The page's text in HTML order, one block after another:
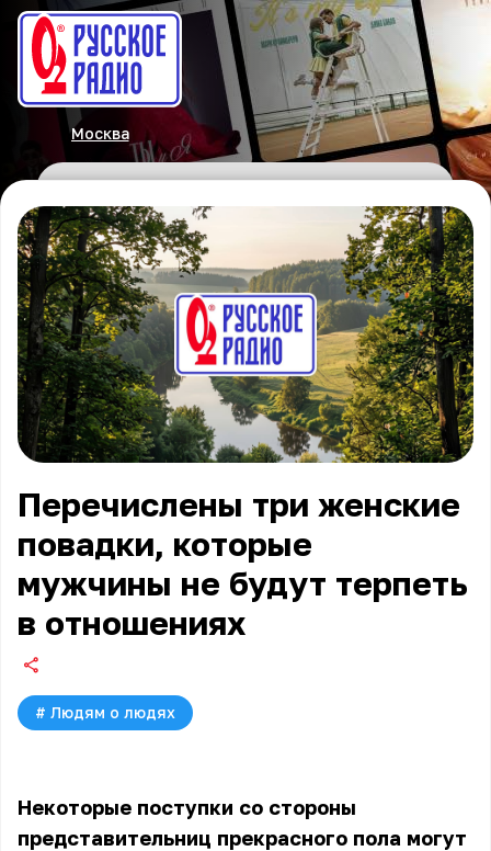
Москва
Перечислены три женские
повадки, которые
мужчины не будут терпеть
в отношениях
# Людям о людях
Некоторые поступки со стороны
представительниц прекрасного пола могут